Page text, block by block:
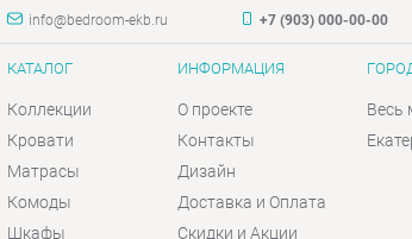
info@bedroom-ekb.ru +7 (903) 000-00-00
КАТАЛОГ
Коллекции
Кровати
Матрасы
Комоды
Шкафы
ИНФОРМАЦИЯ
О проекте
Контакты
Дизайн
Доставка и Оплата
Скидки и Акции
Весь